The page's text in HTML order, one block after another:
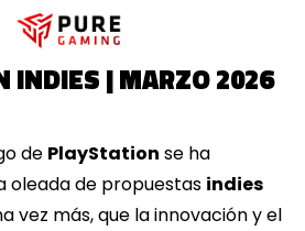
INDIES | MARZO 2026
de PlayStation se ha
oleada de propuestas indies
vez más, que la innovación y el